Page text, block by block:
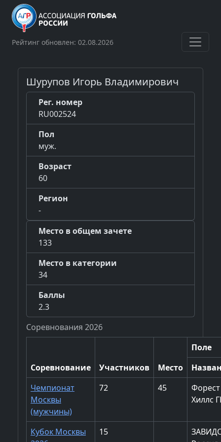
Рейтинг обновлен: 02.08.2026
Шурупов Игорь Владимирович
Рег. номер
RU002524
Пол
муж.
Возраст
60
Регион
-
Место в общем зачете
133
Место в категории
34
Баллы
2.3
Соревнования 2026
Соревнование Участников Место
Поле
Чемпионат
Москвы
(мужчины)
72 45
Форест
Хиллс
Кубок Москвы
15